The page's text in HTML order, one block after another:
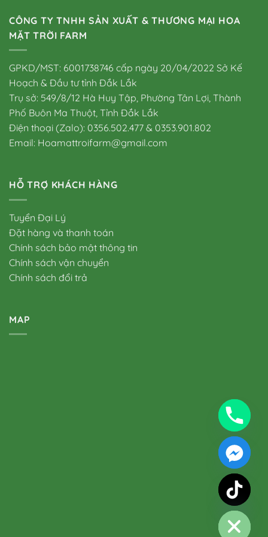
CÔNG TY TNHH SẢN XUẤT & THƯƠNG MẠI HOA
MẶT TRỜI FARM
GPKD/MST: 6001738746 cấp ngày 20/04/2022 Sở Kế
Hoạch & Đầu tư tỉnh Đắk Lắk
Trụ sở: 549/8/12 Hà Huy Tập, Phường Tân Lợi, Thành
Phố Buôn Ma Thuột, Tỉnh Đắk Lắk
Điện thoại (Zalo): 0356.502.477 & 0353.901.802
Email: Hoamattroifarm@gmail.com
HỖ TRỢ KHÁCH HÀNG
Tuyển Đại Lý
Đặt hàng và thanh toán
Chính sách bảo mật thông tin
Chính sách vận chuyển
Chính sách đổi trả
MAP
Hide
chaty